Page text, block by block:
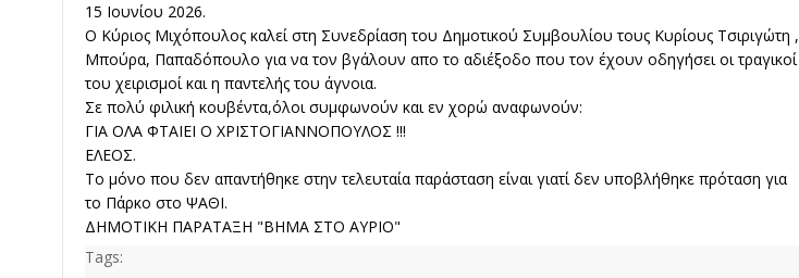
15 Ιουνίου 2026.
Ο Κύριος Μιχόπουλος καλεί στη Συνεδρίαση του Δημοτικού Συμβουλίου τους Κυρίους Τσιριγώτη ,
Μπούρα, Παπαδόπουλο για να τον βγάλουν απο το αδιέξοδο που τον έχουν οδηγήσει οι τραγικοί
του χειρισμοί και η παντελής του άγνοια.
Σε πολύ φιλική κουβέντα,όλοι συμφωνούν και εν χορώ αναφωνούν:
ΓΙΑ ΟΛΑ ΦΤΑΙΕΙ Ο ΧΡΙΣΤΟΓΙΑΝΝΟΠΟΥΛΟΣ !!!
ΕΛΕΟΣ.
Το μόνο που δεν απαντήθηκε στην τελευταία παράσταση είναι γιατί δεν υποβλήθηκε πρόταση για
το Πάρκο στο ΨΑΘΙ.
ΔΗΜΟΤΙΚΗ ΠΑΡΑΤΑΞΗ "ΒΗΜΑ ΣΤΟ ΑΥΡΙΟ"
Tags: